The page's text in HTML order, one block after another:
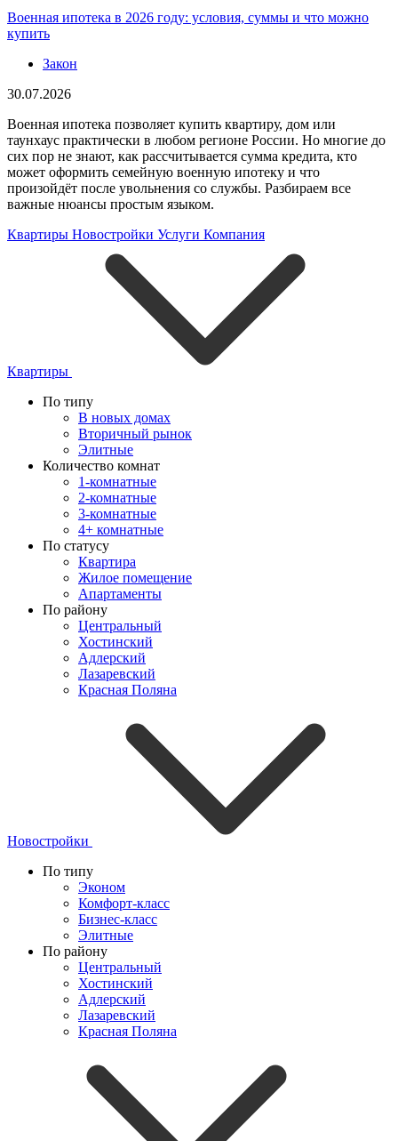
Военная ипотека в 2026 году: условия, суммы и что можно
купить
Закон
30.07.2026
Военная ипотека позволяет купить квартиру, дом или
таунхаус практически в любом регионе России. Но многие до
сих пор не знают, как рассчитывается сумма кредита, кто
может оформить семейную военную ипотеку и что
произойдёт после увольнения со службы. Разбираем все
важные нюансы простым языком.
Квартиры Новостройки Услуги Компания
Квартиры
По типу
В новых домах
Вторичный рынок
Элитные
Количество комнат
1-комнатные
2-комнатные
3-комнатные
4+ комнатные
По статусу
Квартира
Жилое помещение
Апартаменты
По району
Центральный
Хостинский
Адлерский
Лазаревский
Красная Поляна
Новостройки
По типу
Эконом
Комфорт-класс
Бизнес-класс
Элитные
По району
Центральный
Хостинский
Адлерский
Лазаревский
Красная Поляна